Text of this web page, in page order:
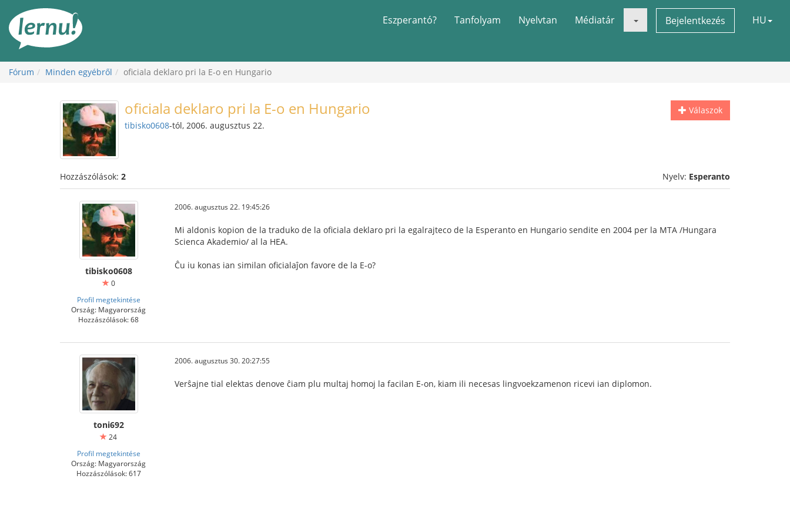
Eszperantó? Tanfolyam Nyelvtan Médiatár Bejelentkezés HU
Fórum Minden egyébről oficiala deklaro pri la E-o en Hungario
Válaszok
oficiala deklaro pri la E-o en Hungario
tibisko0608-tól, 2006. augusztus 22.
Hozzászólások: 2 Nyelv: Esperanto
tibisko0608
0
Profil megtekintése
Ország: Magyarország
Hozzászólások: 68
2006. augusztus 22. 19:45:26
Mi aldonis kopion de la traduko de la oficiala deklaro pri la egalrajteco de la Esperanto en Hungario sendite en 2004 per la MTA /Hungara
Scienca Akademio/ al la HEA.
Ĉu iu konas ian similan oficialaĵon favore de la E-o?
toni692
24
Profil megtekintése
Ország: Magyarország
Hozzászólások: 617
2006. augusztus 30. 20:27:55
Verŝajne tial elektas denove ĉiam plu multaj homoj la facilan E-on, kiam ili necesas lingvoekzamenon ricevi ian diplomon.